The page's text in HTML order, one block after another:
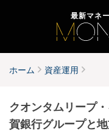
最新マネ
ホーム 資産運用
クオンタムリープ
賀銀行グループと